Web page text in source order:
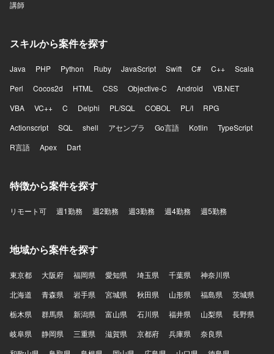
講師
スキルから案件を探す
Java PHP Python Ruby JavaScript Swift C# C++
Scala
Perl
Cocos2d HTML CSS Objective-C Android
VB.NET
VBA
VC++ C Delphi PL/SQL COBOL PL/I
RPG
Actionscript
SQL shell アセンブラ Go言語 Kotlin
TypeScript
R言語
Apex Dart
特徴から案件を探す
リモート可 週1勤務 週2勤務 週3勤務 週4勤務 週5勤務
地域から案件を探す
東京都 大阪府 福岡県 愛知県 埼玉県 千葉県
神奈川県
北海道
青森県 岩手県 宮城県 秋田県 山形県 福島県
茨城県
栃木県
群馬県 新潟県 富山県 石川県 福井県 山梨県
長野県
岐阜県
静岡県 三重県 滋賀県 京都府 兵庫県
奈良県